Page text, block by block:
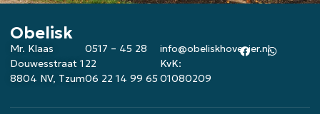
Obelisk
Mr. Klaas
Douwesstraat 1
8804 NV, Tzum
0517 – 45 28
22
06 22 14 99 65
info@obeliskhovenier.nl
KvK:
01080209